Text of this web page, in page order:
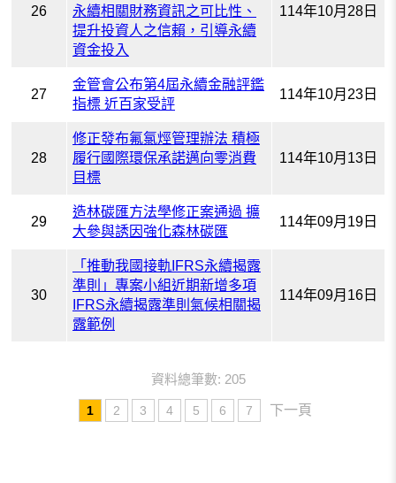
26
永續相關財務資訊之可比性、
提升投資人之信賴，引導永續
資金投入
114年10月28日
27
金管會公布第4屆永續金融評鑑
指標 近百家受評
114年10月23日
28
修正發布氟氯烴管理辦法 積極
履行國際環保承諾邁向零消費
目標
114年10月13日
29
造林碳匯方法學修正案通過 擴
大參與誘因強化森林碳匯
114年09月19日
30
「推動我國接軌IFRS永續揭露
準則」專案小組近期新增多項
IFRS永續揭露準則氣候相關揭
露範例
114年09月16日
資料總筆數: 205
1 2 3 4 5 6 7 下一頁